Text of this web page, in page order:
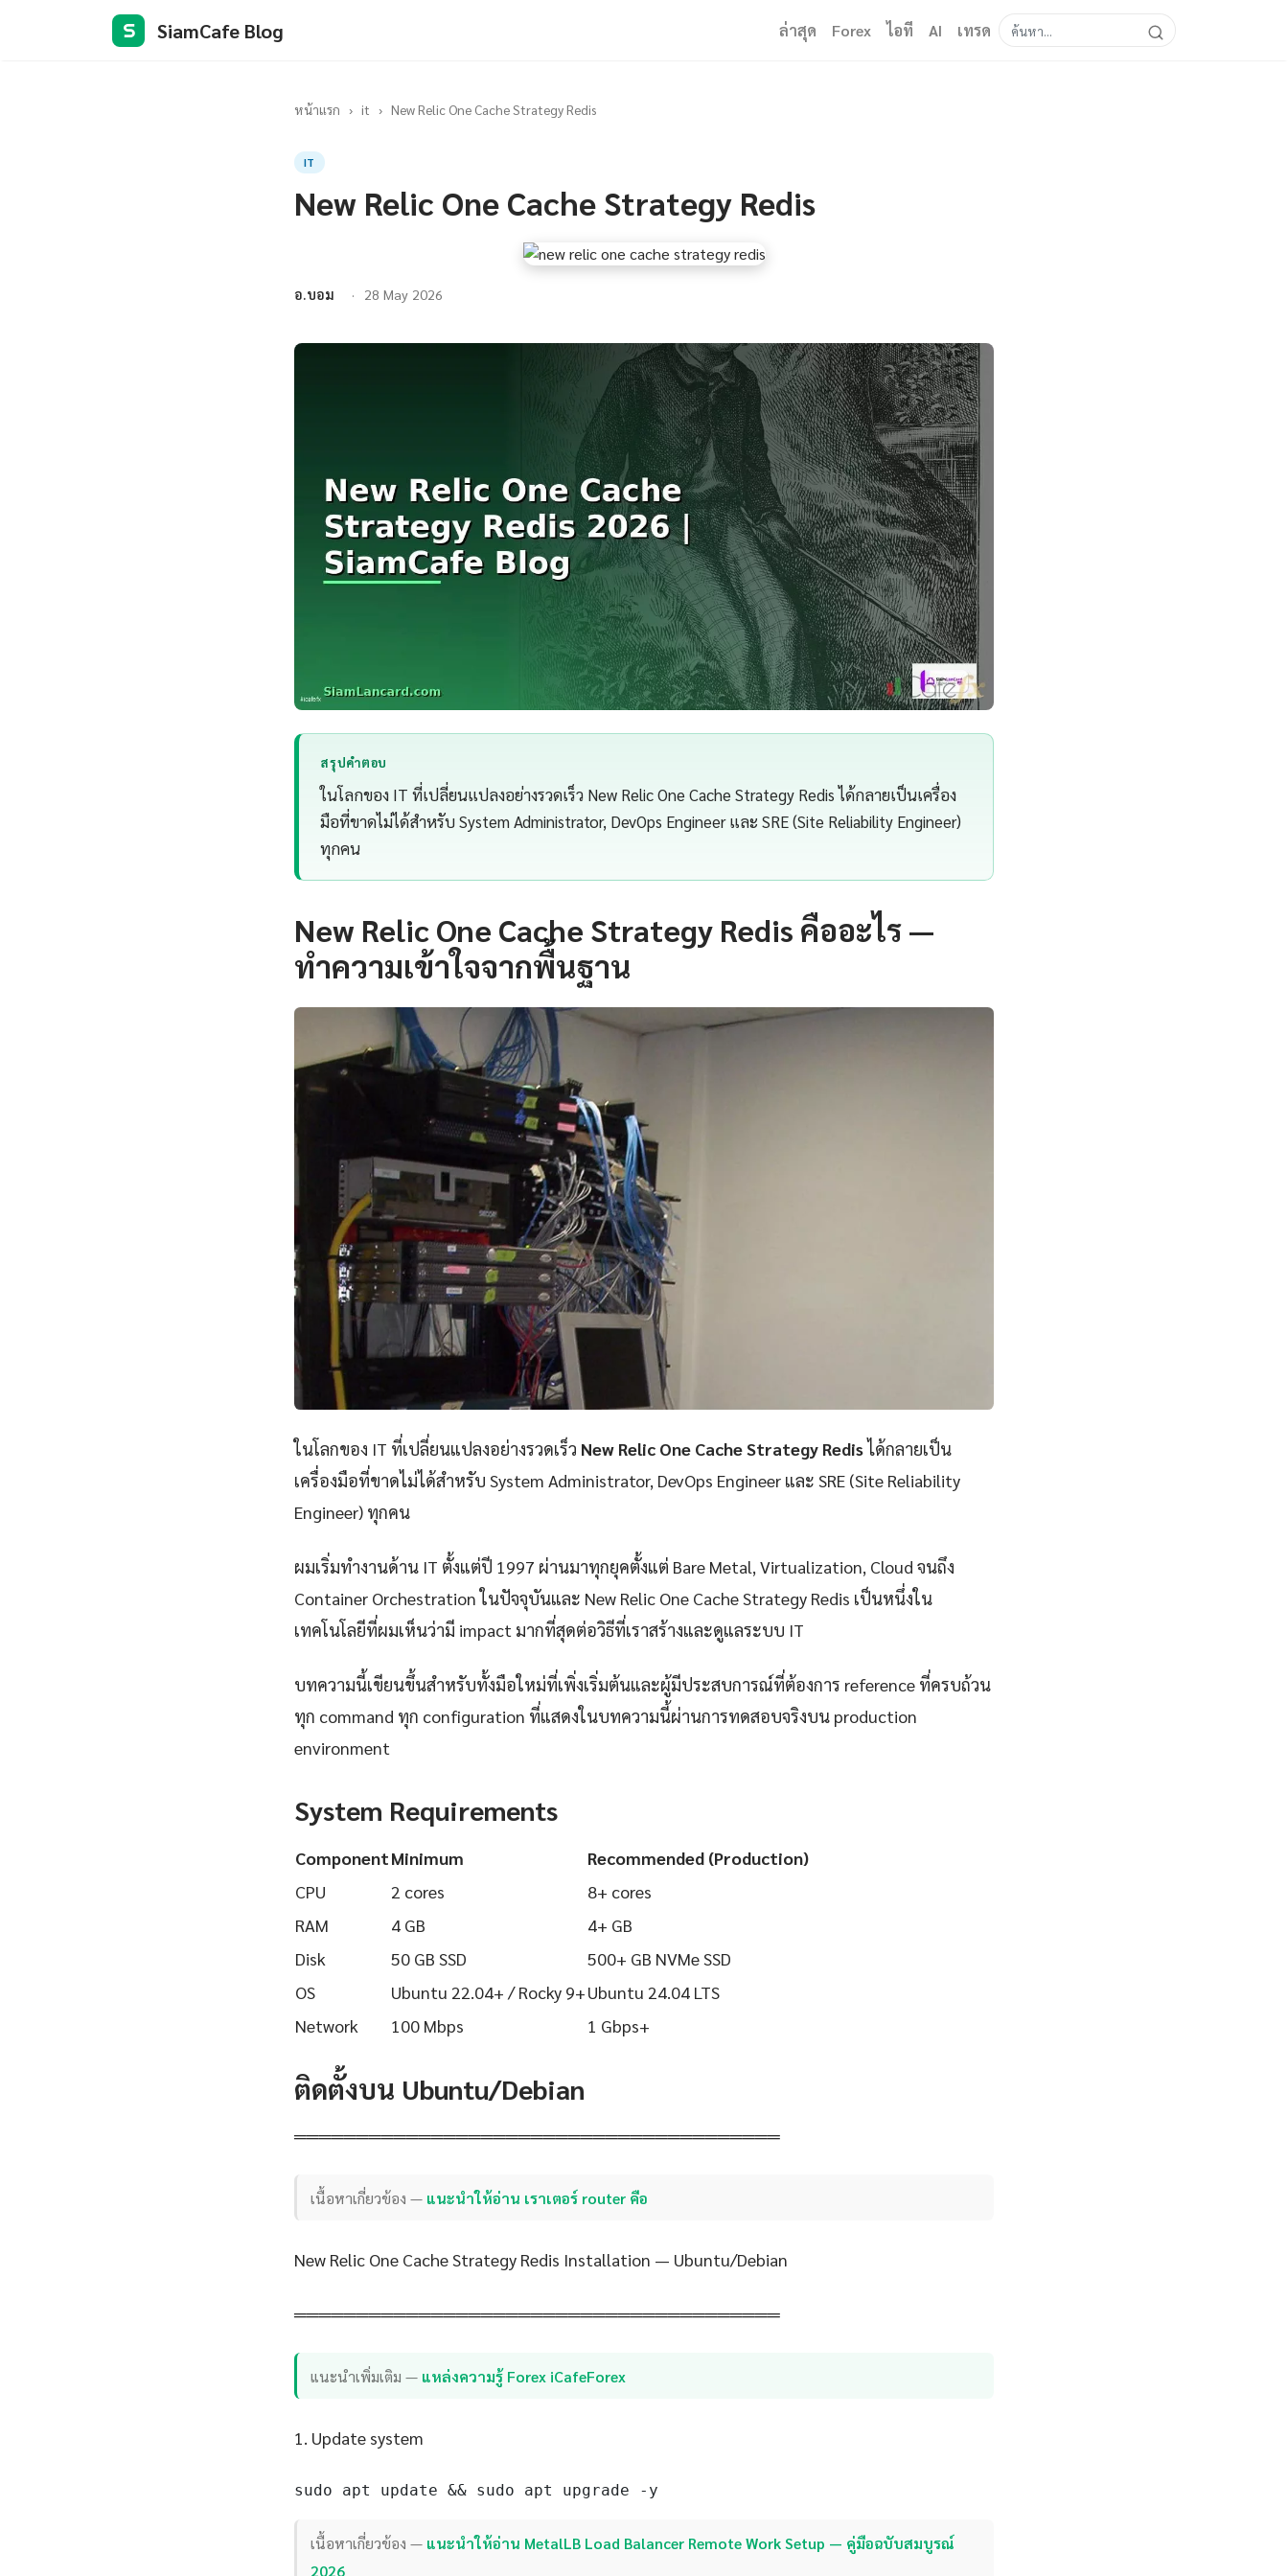
S SiamCafe Blog ล่าสุด Forex ไอที AI เทรด
หน้าแรก › it › New Relic One Cache Strategy Redis
IT
New Relic One Cache Strategy Redis
อ.บอม 28 May 2026
สรุปคำตอบ
ในโลกของ IT ที่เปลี่ยนแปลงอย่างรวดเร็ว New Relic One Cache Strategy Redis ได้กลายเป็นเครื่อง
มือที่ขาดไม่ได้สำหรับ System Administrator, DevOps Engineer และ SRE (Site Reliability Engineer)
ทุกคน
New Relic One Cache Strategy Redis คืออะไร —
ทำความเข้าใจจากพื้นฐาน
ในโลกของ IT ที่เปลี่ยนแปลงอย่างรวดเร็ว New Relic One Cache Strategy Redisได้กลายเป็น
เครื่องมือที่ขาดไม่ได้สำหรับ System Administrator, DevOps Engineer และ SRE (Site Reliability
Engineer) ทุกคน
ผมเริ่มทำงานด้าน IT ตั้งแต่ปี 1997 ผ่านมาทุกยุคตั้งแต่ Bare Metal, Virtualization, Cloud จนถึง
Container Orchestration ในปัจจุบันและ New Relic One Cache Strategy Redis เป็นหนึ่งใน
เทคโนโลยีที่ผมเห็นว่ามี impact มากที่สุดต่อวิธีที่เราสร้างและดูแลระบบ IT
บทความนี้เขียนขึ้นสำหรับทั้งมือใหม่ที่เพิ่งเริ่มต้นและผู้มีประสบการณ์ที่ต้องการ reference ที่ครบถ้วน
ทุก command ทุก configuration ที่แสดงในบทความนี้ผ่านการทดสอบจริงบน production
environment
System Requirements
ComponentMinimum
Recommended (Production)
CPU
2 cores
8+ cores
RAM
4 GB
4+ GB
Disk
50 GB SSD
500+ GB NVMe SSD
OS
Ubuntu 22.04+ / Rocky 9+Ubuntu 24.04 LTS
Network
100 Mbps 1 Gbps+
ติดตั้งบน Ubuntu/Debian
═══════════════════════════════════════
เนื้อหาเกี่ยวข้อง — แนะนำให้อ่าน เราเตอร์ router คือ
New Relic One Cache Strategy Redis Installation — Ubuntu/Debian
═══════════════════════════════════════
แนะนำเพิ่มเติม — แหล่งความรู้ Forex iCafeForex
1. Update system
sudo apt update && sudo apt upgrade -y
เนื้อหาเกี่ยวข้อง — แนะนำให้อ่าน MetalLB Load Balancer Remote Work Setup — คู่มือฉบับสมบูรณ์
2026